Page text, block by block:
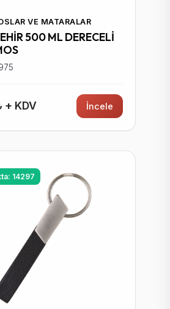
VE MATARALAR
500 ML DERECELİ
+ KDV İncele
14297